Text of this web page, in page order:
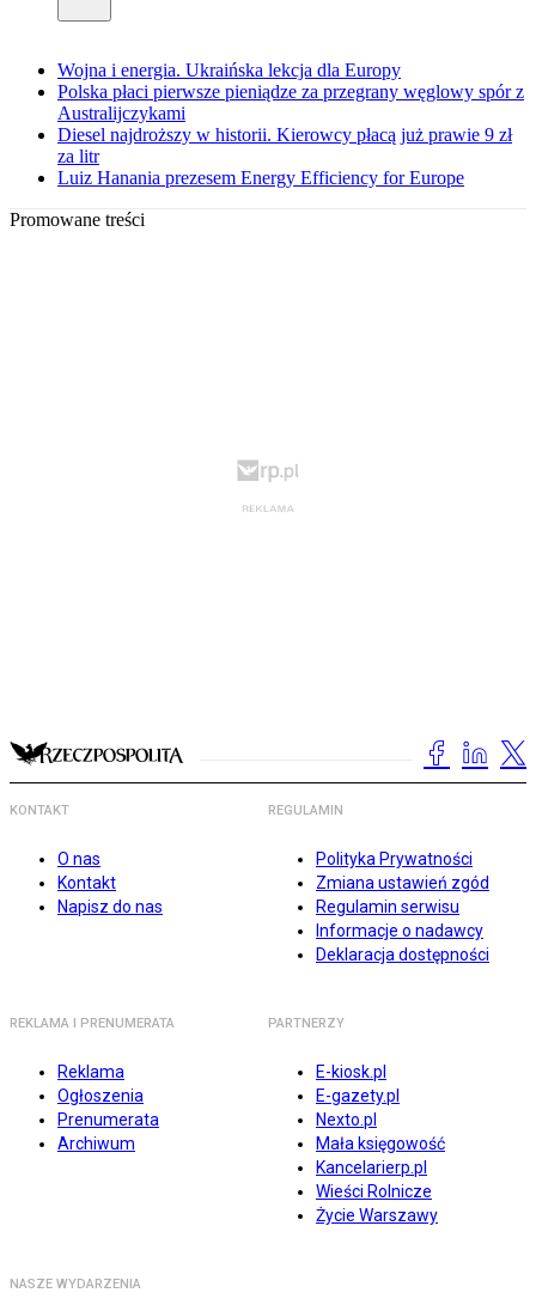
Wojna i energia. Ukraińska lekcja dla Europy
Polska płaci pierwsze pieniądze za przegrany węglowy spór z
Australijczykami
Diesel najdroższy w historii. Kierowcy płacą już prawie 9 zł
za litr
Luiz Hanania prezesem Energy Efficiency for Europe
Promowane treści
KONTAKT
O nas
Kontakt
Napisz do nas
REGULAMIN
Polityka Prywatności
Zmiana ustawień zgód
Regulamin serwisu
Informacje o nadawcy
Deklaracja dostępności
REKLAMA I PRENUMERATA
Reklama
Ogłoszenia
Prenumerata
Archiwum
PARTNERZY
E-kiosk.pl
E-gazety.pl
Nexto.pl
Mała księgowość
Kancelarierp.pl
Wieści Rolnicze
Życie Warszawy
NASZE WYDARZENIA